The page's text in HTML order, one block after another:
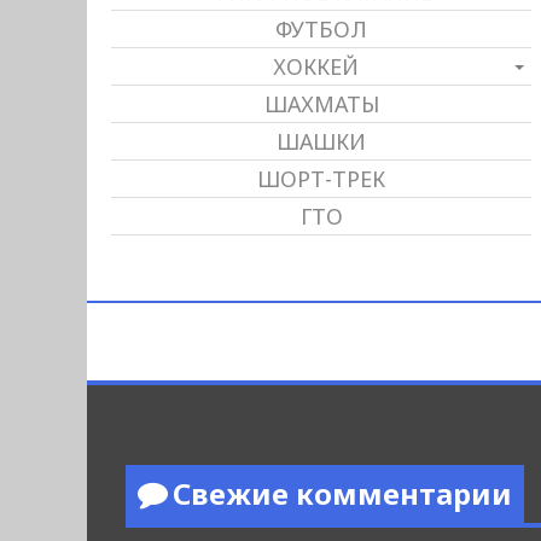
ФУТБОЛ
ХОККЕЙ
ШАХМАТЫ
ШАШКИ
ШОРТ-ТРЕК
ГТО
Свежие комментарии